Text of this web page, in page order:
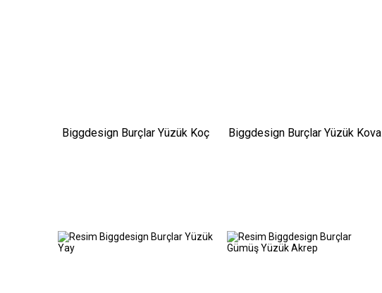
Biggdesign Burçlar Yüzük Koç Biggdesign Burçlar Yüzük Kova